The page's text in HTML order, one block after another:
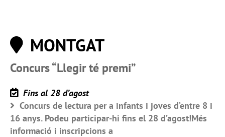
MONTGAT
Concurs “Llegir té premi”
Fins al 28 d’agost
Concurs de lectura per a infants i joves d’entre 8 i
16 anys. Podeu participar-hi fins el 28 d’agost!Més
informació i inscripcions a